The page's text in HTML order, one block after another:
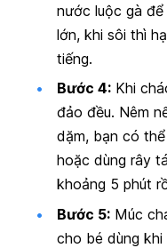
nước luộc gà để
lớn, khi sôi thì
tiếng.
Bước 4: Khi
đảo đều. Nêm
dặm, bạn có
hoặc dùng rây
khoảng 5 phút
Bước 5: Múc
cho bé dùng khi